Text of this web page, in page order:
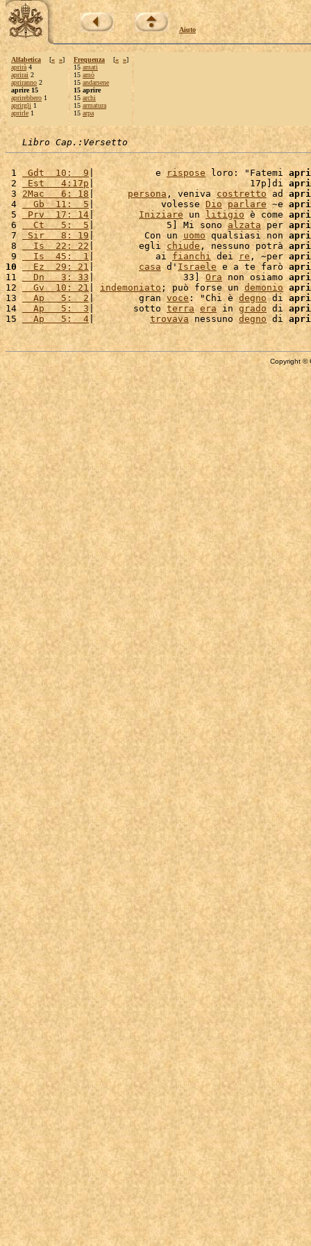
Aiuto
Alfabetica [« »]
aprirà 4
aprirai 2
apriranno 2
aprire 15
aprirebbero 1
aprirgli 1
aprirle 1
Frequenza [« »]
15 amati
15 amò
15 andarsene
15 aprire
15 archi
15 armatura
15 arpa
Libro Cap.:Versetto
1 Gdt  10:  9 |           e rispose loro: "Fatemi
2 Est   4:17p |                            17p]di
3 2Mac   6: 18 | persona , veniva costretto ad
4
  Gb  11:  5
|            volesse Dio parlare ~e
5 Prv  17: 14 | Iniziare un litigio è come
6
  Ct   5:  5
|             5] Mi sono alzata per
7
Sir   8: 19|         Con un uomo qualsiasi non
8
  Is  22: 22
|        egli chiude, nessuno potrà
9
  Is  45:  1
|           ai fianchi dei re , ~per
10
  Ez  29: 21
| casa d'Israele e a te farò
11
  Dn   3: 33
|                33] Ora non osiamo
12
  Gv  10: 21
| indemoniato; può forse un demonio
13
  Ap   5:  2
|        gran voce: "Chi è degno di
14
  Ap   5:  3
|       sotto terra era in grado di
15
  Ap   5:  4
| trovava nessuno degno di
Copyright ©